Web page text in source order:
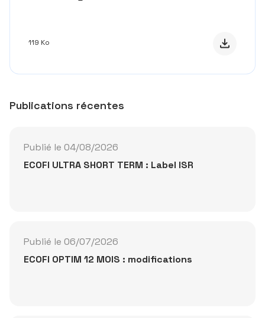
119 Ko Télécharger
Publications récentes
Publié le 04/08/2026
ECOFI ULTRA SHORT TERM : Label ISR
Publié le 06/07/2026
ECOFI OPTIM 12 MOIS : modifications